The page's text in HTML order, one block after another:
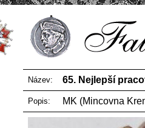
Název: 65. Nejlepší
Popis: MK (Mincovna